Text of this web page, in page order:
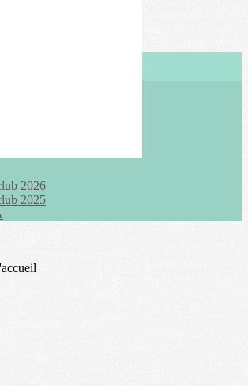
2026
2025